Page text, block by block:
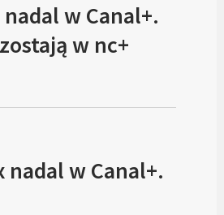
w Canal+.
w nc+
w Canal+.